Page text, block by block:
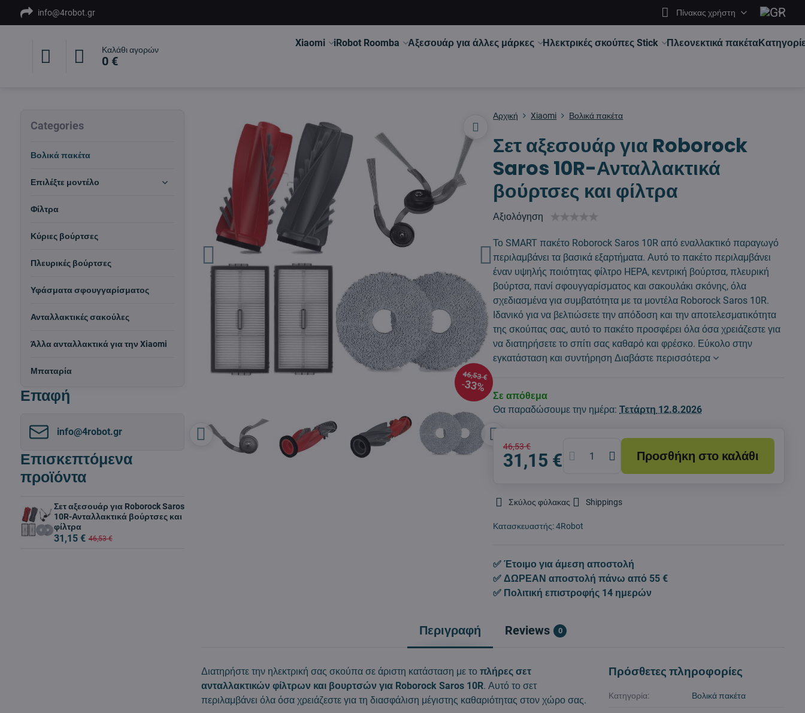
info@4robot.gr Πίνακας χρήστη
Καλάθι αγορών
0 €
Xiaomi iRobot Roomba Αξεσουάρ για άλλες μάρκες Ηλεκτρικές σκούπες Stick Πλεονεκτικά πακέτα
46,53 €
33%
Αρχική Xiaomi Βολικά πακέτα
Σετ αξεσουάρ για Roborock
Saros 10R-Ανταλλακτικά
βούρτσες και φίλτρα
Αξιολόγηση
Το SMART πακέτο Roborock Saros 10R από εναλλακτικό παραγωγό
περιλαμβάνει τα βασικά εξαρτήματα. Αυτό το πακέτο περιλαμβάνει
έναν υψηλής ποιότητας φίλτρο HEPA, κεντρική βούρτσα, πλευρική
βούρτσα, πανί σφουγγαρίσματος και σακουλάκι σκόνης, όλα
σχεδιασμένα για συμβατότητα με τα μοντέλα Roborock Saros 10R.
Ιδανικό για να βελτιώσετε την απόδοση και την αποτελεσματικότητα
της σκούπας σας, αυτό το πακέτο προσφέρει όλα όσα χρειάζεστε για
να διατηρήσετε το σπίτι σας καθαρό και φρέσκο. Εύκολο στην
εγκατάσταση και συντήρησηΔιαβάστε περισσότερα
Σε απόθεμα
Θα παραδώσουμε την ημέρα:Τετάρτη 12.8.2026
46,53 €
31,15 € Προσθήκη στο καλάθι
Σκύλος φύλακας Shippings
Κατασκευαστής:4Robot
✅ Έτοιμο για άμεση αποστολή
✅ ΔΩΡΕΑΝ αποστολή πάνω από 55 €
✅ Πολιτική επιστροφής 14 ημερών
Περιγραφή Reviews 0
Διατηρήστε την ηλεκτρική σας σκούπα σε άριστη κατάσταση με τοπλήρες σετ
ανταλλακτικών φίλτρων και βουρτσών για Roborock Saros 10R. Αυτό το σετ
περιλαμβάνει όλα όσα χρειάζεστε για τη διασφάλιση μέγιστης καθαριότητας στον χώρο σας.
Πρόσθετες πληροφορίες
Κατηγορία: Βολικά πακέτα
Categories
Βολικά πακέτα
Επιλέξτε μοντέλο
Φίλτρα
Κύριες βούρτσες
Πλευρικές βούρτσες
Υφάσματα σφουγγαρίσματος
Ανταλλακτικές σακούλες
Άλλα ανταλλακτικά για την Xiaomi
Μπαταρία
Επαφή
info​@4robot​.gr
Επισκεπτόμενα
προϊόντα
Σετ αξεσουάρ για Roborock Saros
10R-Ανταλλακτικά βούρτσες και
φίλτρα
31,15 € 46,53 €